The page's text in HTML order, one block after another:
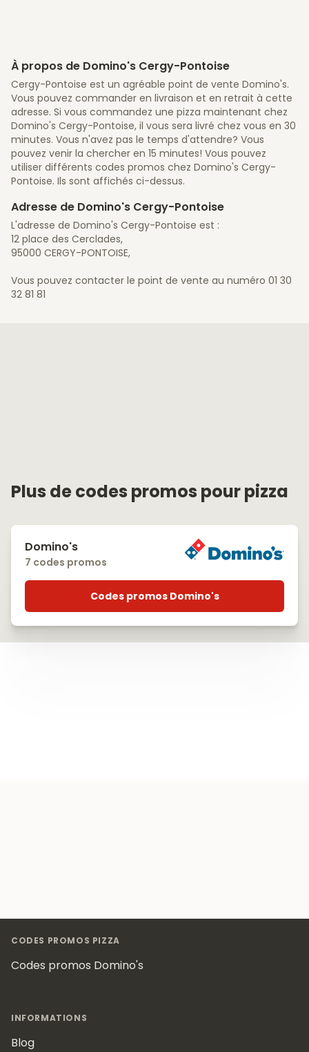
À propos de Domino's Cergy-Pontoise
Cergy-Pontoise est un agréable point de vente Domino's.
Vous pouvez commander en livraison et en retrait à cette
adresse. Si vous commandez une pizza maintenant chez
Domino's Cergy-Pontoise, il vous sera livré chez vous en 30
minutes. Vous n'avez pas le temps d'attendre? Vous
pouvez venir la chercher en 15 minutes! Vous pouvez
utiliser différents codes promos chez Domino's Cergy-
Pontoise. Ils sont affichés ci-dessus.
Adresse de Domino's Cergy-Pontoise
L'adresse de Domino's Cergy-Pontoise est :
12 place des Cerclades,
95000 CERGY-PONTOISE,
Vous pouvez contacter le point de vente au numéro 01 30
32 81 81
Plus de codes promos pour pizza
Domino's
7 codes promos
Codes promos Domino's
CODES PROMOS PIZZA
Codes promos Domino's
INFORMATIONS
Blog